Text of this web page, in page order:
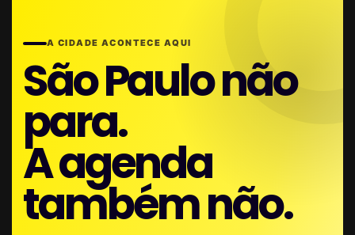
A CIDADE ACONTECE AQUI
São Paulo não
para.
A agenda
também não.